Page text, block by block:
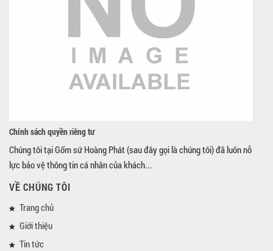
Chính sách quyền riêng tư
Chúng tôi tại Gốm sứ Hoàng Phát (sau đây gọi là chúng tôi) đã luôn nỗ
lực bảo vệ thông tin cá nhân của khách...
VỀ CHÚNG TÔI
Trang chủ
Giới thiệu
Tin tức